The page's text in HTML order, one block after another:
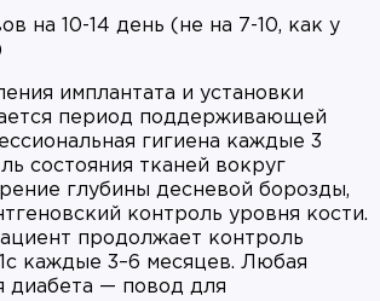
на 10-14 день (не на 7-10, как у
имплантата и установки
период поддерживающей
гигиена каждые 3
состояния тканей вокруг
глубины десневой борозды,
контроль уровня кости.
продолжает контроль
каждые 3–6 месяцев. Любая
диабета — повод для